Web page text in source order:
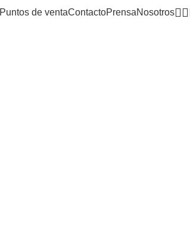
Puntos de ventaContactoPrensaNosotros